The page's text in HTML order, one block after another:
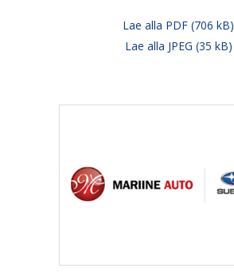
Lae alla PDF (706 kB)
Lae alla JPEG (35 kB)